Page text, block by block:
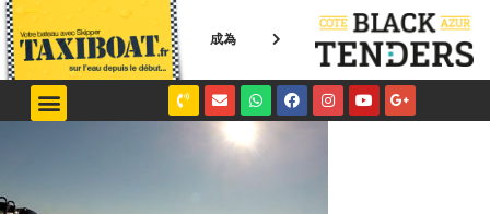
成為